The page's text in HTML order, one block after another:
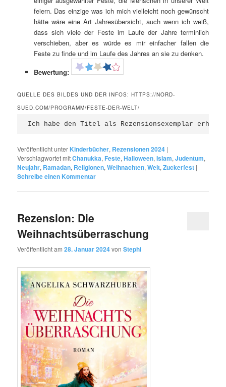
feiern. Das einzige was ich mich vielleicht noch gewünscht
hätte wäre eine Art Jahresübersicht, auch wenn ich weiß,
dass sich viele der Feste im Laufe der Jahre terminlich
verschieben, aber es würde es mir einfacher fallen die
Feste zu finde und im Laufe des Jahres an sie zu denken.
Bewertung:
QUELLE DES BILDES UND DER INFOS: HTTPS://NORD-
SUED.COM/PROGRAMM/FESTE-DER-WELT/
Ich habe den Titel als Rezensionsexemplar
Veröffentlicht unter Kinderbücher, Rezensionen 2024 |
Verschlagwortet mitChanukka, Feste,Halloween,Islam,Judentum,
Neujahr, Ramadan, Religionen,Weihnachten,Welt,Zuckerfest |
Schreibe einen Kommentar
Rezension: Die
Weihnachtsüberraschung
Veröffentlicht am28. Januar 2024vonStephi